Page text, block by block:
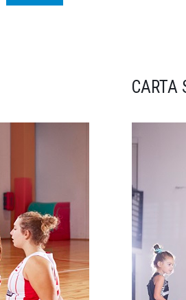
CARTA